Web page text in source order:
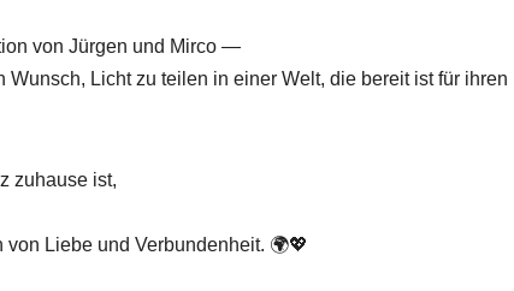
von Jürgen und Mirco —
Licht zu teilen in einer Welt, die bereit ist für ihren
zuhause ist,
Liebe und Verbundenheit. 🌍💖